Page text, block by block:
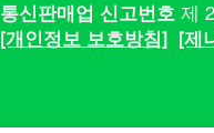
통신판매업 신고번호 제
[​​개인정보 보호방침] [제